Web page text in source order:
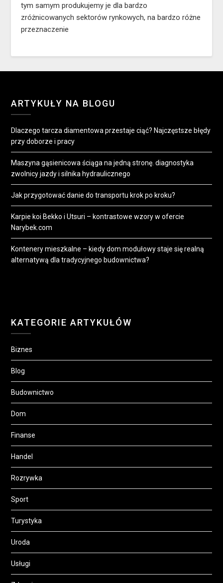
tym samym produkujemy je dla bardzo
zróżnicowanych sektorów rynkowych, na bardzo różne
przeznaczenie
ARTYKUŁY NA BLOGU
Dlaczego tarcza diamentowa przestaje ciąć? Najczęstsze błędy
przy doborze i pracy
Maszyna gąsienicowa ściąga na jedną stronę. diagnostyka
zwolnicy jazdy i silnika hydraulicznego
Jak przygotować danie do transportu krok po kroku?
Karpie koi Bekko i Utsuri – kontrastowe wzory w ofercie
Narybek.com
Kontenery mieszkalne – kiedy dom modułowy staje się realną
alternatywą dla tradycyjnego budownictwa?
KATEGORIE ARTYKUŁÓW
Biznes
Blog
Budownictwo
Dom
Finanse
Handel
Rozrywka
Sport
Turystyka
Uroda
Usługi